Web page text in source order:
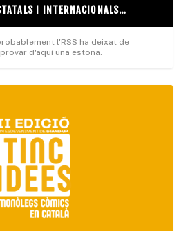
I INTERNACIONALS…
l'RSS ha deixat de
d'aquí una estona.